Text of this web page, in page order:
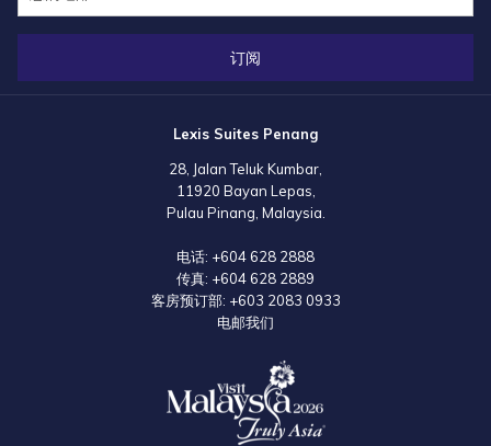
订阅
Lexis Suites Penang
28, Jalan Teluk Kumbar,
11920 Bayan Lepas,
Pulau Pinang, Malaysia.
电话: +604 628 2888
传真: +604 628 2889
客房预订部: +603 2083 0933
电邮我们